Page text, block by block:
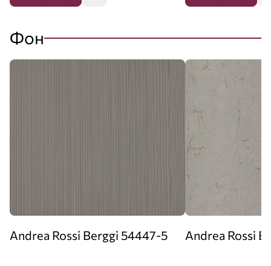
Фон
Andrea Rossi Berggi 54447-5 Andrea Rossi